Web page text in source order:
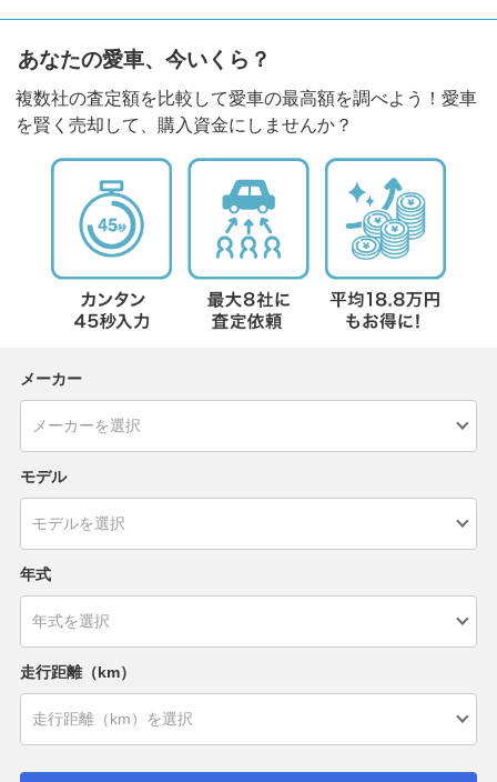
あなたの愛車、今いくら？
複数社の査定額を比較して愛車の最高額を調べよう！愛車
を賢く売却して、購入資金にしませんか？
メーカー
モデル
年式
走行距離（km）